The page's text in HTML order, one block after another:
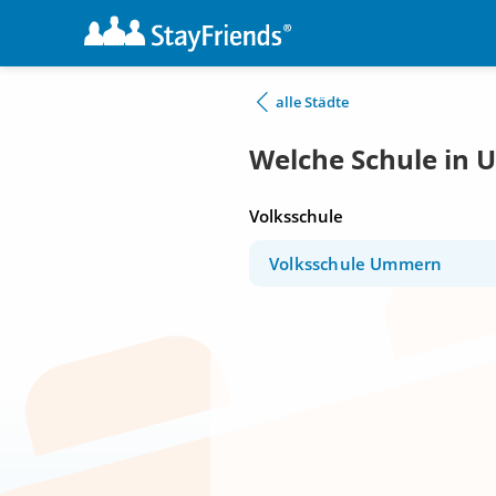
alle Städte
Welche Schule in
Volksschule
Volksschule Ummern